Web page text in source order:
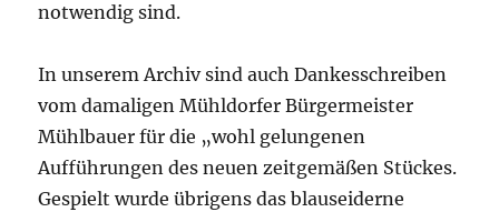
notwendig sind.
In unserem Archiv sind auch Dankesschreiben
vom damaligen Mühldorfer Bürgermeister
Mühlbauer für die „wohl gelungenen
Aufführungen des neuen zeitgemäßen Stückes.
Gespielt wurde übrigens das blauseiderne